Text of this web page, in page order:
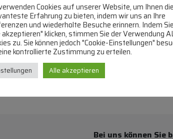
Bei uns können Sie
Cookies auf unserer Website, um Ihnen die
Erfahrung zu bieten, indem wir uns an Ihre
und wiederholte Besuche erinnern. Indem
akzeptieren" klicken, stimmen Sie der Verwendung
zu. Sie können jedoch "Cookie-Einstellungen"
kontrollierte Zustimmung zu erteilen.
Alle akzeptieren